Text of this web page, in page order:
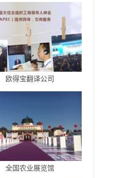
欧得宝翻译公司
全国农业展览馆